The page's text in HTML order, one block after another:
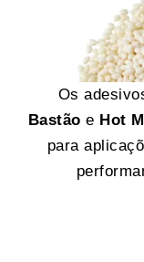
Os
Bastão e Hot
para